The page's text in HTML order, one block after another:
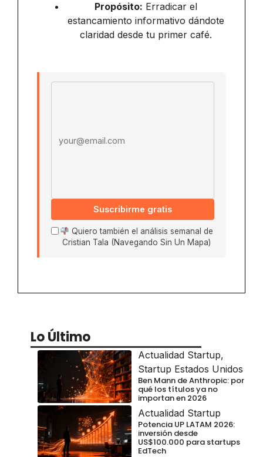
Propósito: Erradicar el
estancamiento informativo dándote
claridad desde tu primer café.
Suscribirme gratis
Quiero también el análisis semanal de
Cristian Tala (Navegando Sin Un Mapa)
Lo Último
Actualidad Startup,
Startup Estados Unidos
Ben Mann de Anthropic: por
qué los títulos ya no
importan en 2026
Actualidad Startup
Potencia UP LATAM 2026:
inversión desde
US$100.000 para startups
EdTech